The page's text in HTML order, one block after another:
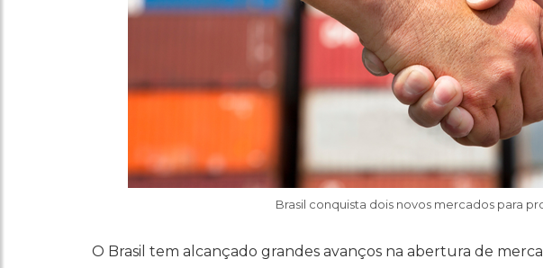
Brasil conquista dois novos mercados para
O Brasil tem alcançado grandes avanços na abertura de